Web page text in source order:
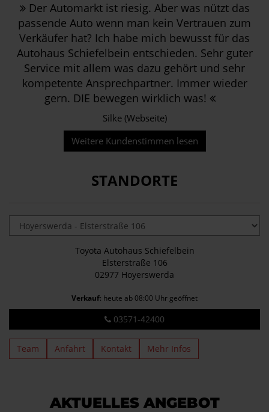
Der Automarkt ist riesig. Aber was nützt das
passende Auto wenn man kein Vertrauen zum
Verkäufer hat? Ich habe mich bewusst für das
Autohaus Schiefelbein entschieden. Sehr guter
Service mit allem was dazu gehört und sehr
kompetente Ansprechpartner. Immer wieder
gern. DIE bewegen wirklich was!
Silke (Webseite)
Weitere Kundenstimmen lesen
STANDORTE
Toyota Autohaus Schiefelbein
Elsterstraße 106
02977 Hoyerswerda
Verkauf: heute ab 08:00 Uhr geöffnet
03571-42400
Team Anfahrt Kontakt Mehr Infos
AKTUELLES ANGEBOT